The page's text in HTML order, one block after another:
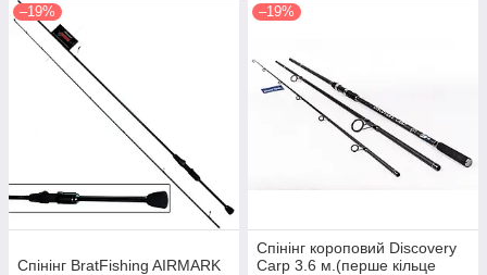
–19%
Спінінг BratFishing AIRMARK
–19%
Спінінг короповий Discovery
Carp 3.6 м.(перше кільце